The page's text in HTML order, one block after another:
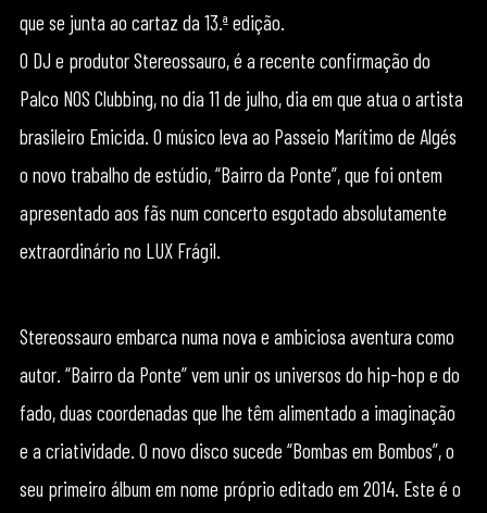
que se junta ao cartaz da 13.ª edição.
O DJ e produtor Stereossauro, é a recente confirmação do
Palco NOS Clubbing, no dia 11 de julho, dia em que atua o artista
brasileiro Emicida. O músico leva ao Passeio Marítimo de Algés
o novo trabalho de estúdio, “Bairro da Ponte”, que foi ontem
apresentado aos fãs num concerto esgotado absolutamente
extraordinário no LUX Frágil.
Stereossauro embarca numa nova e ambiciosa aventura como
autor. “Bairro da Ponte” vem unir os universos do hip-hop e do
fado, duas coordenadas que lhe têm alimentado a imaginação
e a criatividade. O novo disco sucede “Bombas em Bombos”, o
seu primeiro álbum em nome próprio editado em 2014. Este é o